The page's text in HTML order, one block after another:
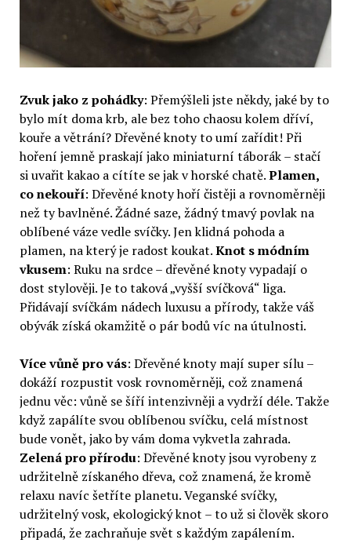
Zvuk jako z pohádky: Přemýšleli jste někdy, jaké by to
bylo mít doma krb, ale bez toho chaosu kolem dříví,
kouře a větrání? Dřevěné knoty to umí zařídit! Při
hoření jemně praskají jako miniaturní táborák – stačí
si uvařit kakao a cítíte se jak v horské chatě.Plamen,
co nekouří: Dřevěné knoty hoří čistěji a rovnoměrněji
než ty bavlněné. Žádné saze, žádný tmavý povlak na
oblíbené váze vedle svíčky. Jen klidná pohoda a
plamen, na který je radost koukat.Knot s módním
vkusem: Ruku na srdce – dřevěné knoty vypadají o
dost stylověji. Je to taková „vyšší svíčková“ liga.
Přidávají svíčkám nádech luxusu a přírody, takže váš
obývák získá okamžitě o pár bodů víc na útulnosti.
Více vůně pro vás: Dřevěné knoty mají super sílu –
dokáží rozpustit vosk rovnoměrněji, což znamená
jednu věc: vůně se šíří intenzivněji a vydrží déle. Takže
když zapálíte svou oblíbenou svíčku, celá místnost
bude vonět, jako by vám doma vykvetla zahrada.
Zelená pro přírodu: Dřevěné knoty jsou vyrobeny z
udržitelně získaného dřeva, což znamená, že kromě
relaxu navíc šetříte planetu. Veganské svíčky,
udržitelný vosk, ekologický knot – to už si člověk skoro
připadá, že zachraňuje svět s každým zapálením.